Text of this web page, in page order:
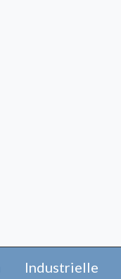
Industrielle